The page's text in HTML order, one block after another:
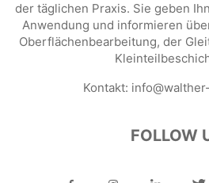
der täglichen Praxis. Sie geben
Anwendung und informieren
Oberflächenbearbeitung, der
Kontakt:
FOLLOW